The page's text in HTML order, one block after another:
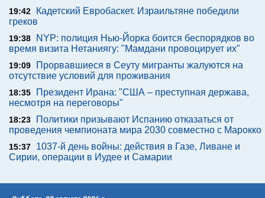
19:42
Кадетский Евробаскет. Израильтяне победили
греков
19:38
NYP: полиция Нью-Йорка боится беспорядков во
время визита Нетаниягу: "Мамдани провоцирует их"
19:09
Прорвавшиеся в Сеуту мигранты жалуются на
отсутствие условий для проживания
18:35
Президент Ирана: "США – преступная держава,
несмотря на переговоры"
18:23
Политики призывают Испанию отказаться от
проведения чемпионата мира 2030 совместно с Марокко
15:37
1037-й день войны: действия в Газе, Ливане и
Сирии, операции в Иудее и Самарии